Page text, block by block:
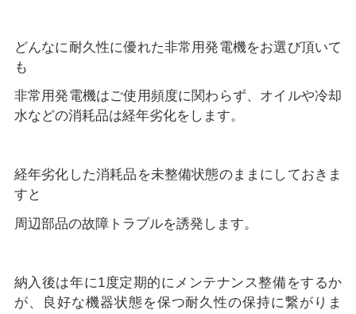
どんなに耐久性に優れた非常用発電機をお選び頂いて
も
非常用発電機はご使用頻度に関わらず、オイルや冷却
水などの消耗品は経年劣化をします。
経年劣化した消耗品を未整備状態のままにしておきま
すと
周辺部品の故障トラブルを誘発します。
納入後は年に1度定期的にメンテナンス整備をするか
が、良好な機器状態を保つ耐久性の保持に繋がりま